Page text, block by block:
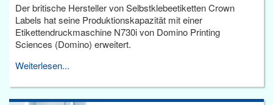
Der britische Hersteller von Selbstklebeetiketten Crown
Labels hat seine Produktionskapazität mit einer
Etikettendruckmaschine N730i von Domino Printing
Sciences (Domino) erweitert.
Weiterlesen...